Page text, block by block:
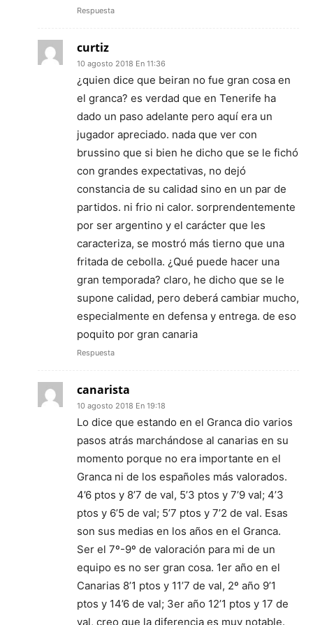
Respuesta
curtiz
10 agosto 2018 En 11:36
¿quien dice que beiran no fue gran cosa en
el granca? es verdad que en Tenerife ha
dado un paso adelante pero aquí era un
jugador apreciado. nada que ver con
brussino que si bien he dicho que se le fichó
con grandes expectativas, no dejó
constancia de su calidad sino en un par de
partidos. ni frio ni calor. sorprendentemente
por ser argentino y el carácter que les
caracteriza, se mostró más tierno que una
fritada de cebolla. ¿Qué puede hacer una
gran temporada? claro, he dicho que se le
supone calidad, pero deberá cambiar mucho,
especialmente en defensa y entrega. de eso
poquito por gran canaria
Respuesta
canarista
10 agosto 2018 En 19:18
Lo dice que estando en el Granca dio varios
pasos atrás marchándose al canarias en su
momento porque no era importante en el
Granca ni de los españoles más valorados.
4’6 ptos y 8’7 de val, 5’3 ptos y 7’9 val; 4’3
ptos y 6’5 de val; 5’7 ptos y 7’2 de val. Esas
son sus medias en los años en el Granca.
Ser el 7º-9º de valoración para mi de un
equipo es no ser gran cosa. 1er año en el
Canarias 8’1 ptos y 11’7 de val, 2º año 9’1
ptos y 14’6 de val; 3er año 12’1 ptos y 17 de
val, creo que la diferencia es muy notable.